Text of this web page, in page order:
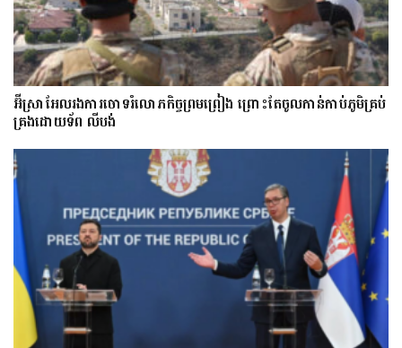
អ៊ីស្រាអែលរង​ការ​ចោទ​​រំលោភកិច្ចព្រមព្រៀង ព្រោះតែ​​ចូល​កាន់​កាប់​ភូមិគ្រប់
គ្រងដោយទ័ព លីបង់